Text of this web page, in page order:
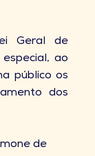
Geral de
ao
público os
dos
de